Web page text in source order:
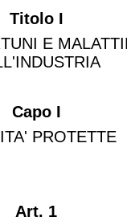
Titolo I
E
Capo I
PROTETTE
Art. 1